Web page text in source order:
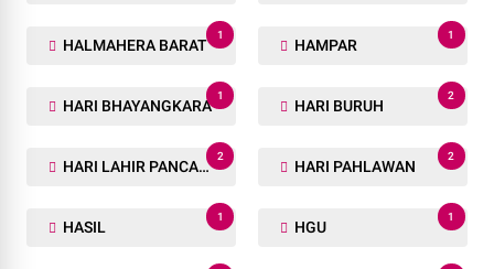
HALMAHERA BARAT
1
HAMPAR
1
HARI BHAYANGKARA
1
HARI BURUH
2
HARI LAHIR PANCASILA
2
HARI PAHLAWAN
2
HASIL
1
HGU
1